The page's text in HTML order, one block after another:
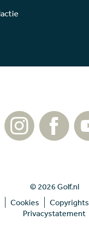
© 2026 Golf.nl
Cookies Copyrights
Privacystatement